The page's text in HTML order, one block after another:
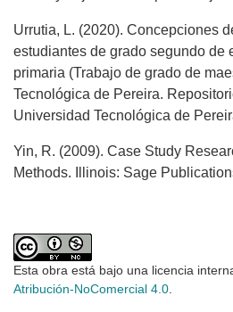
Urrutia, L. (2020). Concepciones
estudiantes de grado segundo de
primaria (Trabajo de grado de
Tecnológica de Pereira.
Universidad Tecnológica de
Yin, R. (2009). Case Study
Methods. Illinois: Sage
Esta obra está bajo una licencia
Atribución-NoComercial 4.0.